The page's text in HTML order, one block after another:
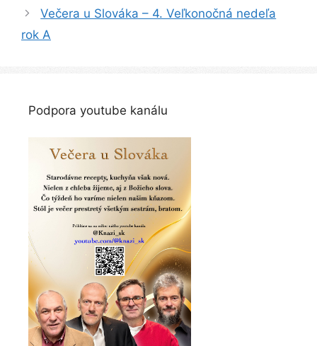
Večera u Slováka – 4. Veľkonočná nedeľa
rok A
Podpora youtube kanálu